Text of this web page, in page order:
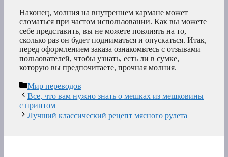
Наконец, молния на внутреннем кармане может
сломаться при частом использовании. Как вы можете
себе представить, вы не можете повлиять на то,
сколько раз он будет подниматься и опускаться. Итак,
перед оформлением заказа ознакомьтесь с отзывами
пользователей, чтобы узнать, есть ли в сумке,
которую вы предпочитаете, прочная молния.
Рубрики
Мир переводов
Все, что вам нужно знать о мешках из мешковины
с принтом
Лучший классический рецепт мясного рулета